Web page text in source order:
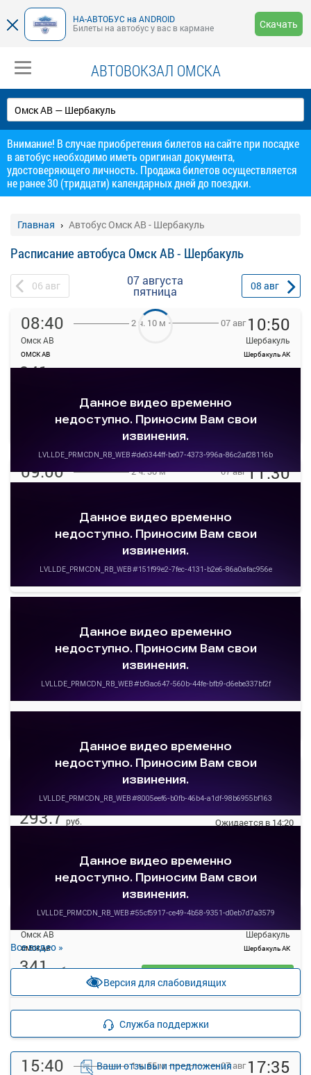
НА-АВТОБУС на ANDROID
Билеты на автобус у вас в кармане
Скачать
АВТОВОКЗАЛ ОМСКА
Внимание! В случае приобретения билетов на сайте при посадке
в автобус необходимо иметь оригинал документа,
удостоверяющего личность. Продажа билетов осуществляется
не ранее 30 (тридцати) календарных дней до поездки.
Главная Автобус Омск АВ - Шербакуль
Расписание автобуса Омск АВ - Шербакуль
06 авг 07 августа
пятница 08 авг
08:40
Омск АВ
ОМСК АВ
2 ч. 10 м 07 авг 10:50
Шербакуль
Шербакуль АК
Детали рейса
Подробнее
341
09:00 2 ч. 30 м 07 авг11:30
Детали рейса
Подробнее
руб.
18 свободных мест
Ожидается в 08:50
Шербакуль АК
18 свободных мест
14:30
ОМСК АВ
1 ч. 30 м 07 авг16:00
Шербакуль АК
Детали рейса
о маршруте
293.7 руб.
Ожидается в 14:20
15:20
Омск АВ
ОМСК АВ
2 ч. 30 м 07 авг 17:50
Шербакуль
Шербакуль АК
Подробнее
341 руб.
15:40 1 ч. 55 м 07 авг 17:35
Все видео »
Версия для слабовидящих
Служба поддержки
Ваши отзывы и предложения